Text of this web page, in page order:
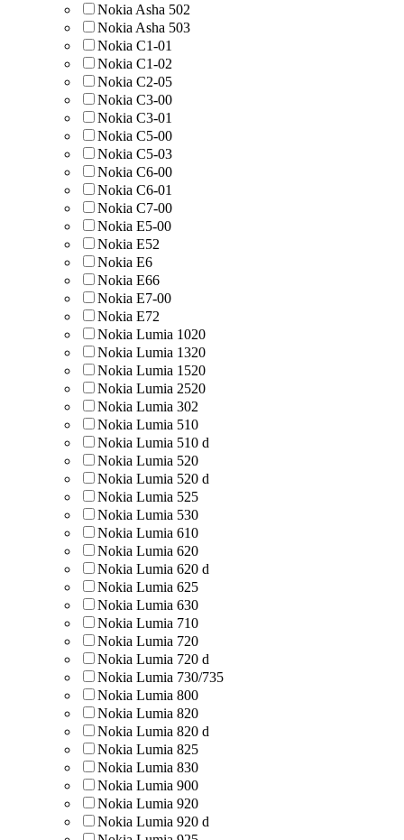
Nokia Asha 502
Nokia Asha 503
Nokia C1-01
Nokia C1-02
Nokia C2-05
Nokia C3-00
Nokia C3-01
Nokia C5-00
Nokia C5-03
Nokia C6-00
Nokia C6-01
Nokia C7-00
Nokia E5-00
Nokia E52
Nokia E6
Nokia E66
Nokia E7-00
Nokia E72
Nokia Lumia 1020
Nokia Lumia 1320
Nokia Lumia 1520
Nokia Lumia 2520
Nokia Lumia 302
Nokia Lumia 510
Nokia Lumia 510 d
Nokia Lumia 520
Nokia Lumia 520 d
Nokia Lumia 525
Nokia Lumia 530
Nokia Lumia 610
Nokia Lumia 620
Nokia Lumia 620 d
Nokia Lumia 625
Nokia Lumia 630
Nokia Lumia 710
Nokia Lumia 720
Nokia Lumia 720 d
Nokia Lumia 730/735
Nokia Lumia 800
Nokia Lumia 820
Nokia Lumia 820 d
Nokia Lumia 825
Nokia Lumia 830
Nokia Lumia 900
Nokia Lumia 920
Nokia Lumia 920 d